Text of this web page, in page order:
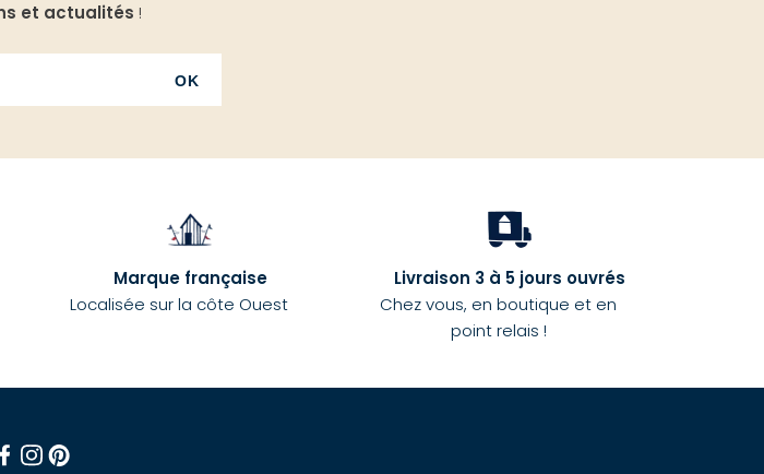
et actualités !
OK
Marque française
Localisée sur la côte Ouest
Livraison 3 à 5 jours ouvrés
Chez vous, en boutique et en
point relais !